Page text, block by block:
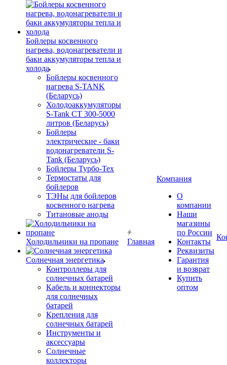
Бойлеры косвенного
нагрева, водонагреватели и
баки аккумуляторы тепла и
холода
Бойлеры косвенного
нагрева S-TANK
(Беларусь)
Холодоаккумуляторы
S-Tank СТ 300-5000
литров (Беларусь)
Бойлеры
электрические - баки
водонагреватели S-
Tank (Беларусь)
Бойлеры Турбо-Тех
Термостаты для
бойлеров
ТЭНы для бойлеров
косвенного нагрева
Титановые аноды
Холодильники на пропане
Солнечная энергетика
Контроллеры для
солнечных батарей
Кабель и коннекторы
для солнечных
батарей
Крепления для
солнечных батарей
Инструменты и
аксессуары
Солнечные
коллекторы
Главная
Компания
О
компании
Наши
магазины
по России
Контакты
Реквизиты
Гарантия
и возврат
Купить
оптом